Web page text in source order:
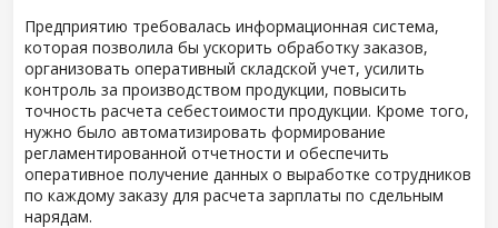
Предприятию требовалась информационная система,
которая позволила бы ускорить обработку заказов,
организовать оперативный складской учет, усилить
контроль за производством продукции, повысить
точность расчета себестоимости продукции. Кроме того,
нужно было автоматизировать формирование
регламентированной отчетности и обеспечить
оперативное получение данных о выработке сотрудников
по каждому заказу для расчета зарплаты по сдельным
нарядам.